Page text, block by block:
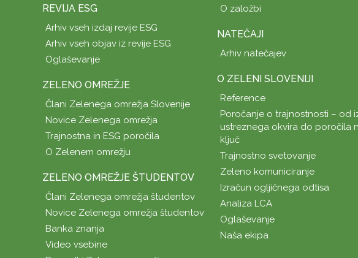
REVIJA ESG
Arhiv vseh izdaj revije ESG
Arhiv vseh objav iz revije ESG
Oglaševanje
ZELENO OMREŽJE
Člani Zelenega omrežja Slovenije
Novice Zelenega omrežja
Trajnostna in ESG poročila
O Zelenem omrežju
ZELENO OMREŽJE ŠTUDENTOV
Člani Zelenega omrežja študentov
Novice Zelenega omrežja študentov
Banka znanja
Video vsebine
O založbi
NATEČAJI
Arhiv natečajev
O ZELENI SLOVENIJI
Reference
Poročanje o trajnostnosti – od
ustreznega okvira do poročila
ključ
Trajnostno svetovanje
Zeleno komuniciranje
Izračun ogljičnega odtisa
Analiza LCA
Oglaševanje
Naša ekipa